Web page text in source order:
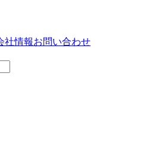
社情報お問い合わせ